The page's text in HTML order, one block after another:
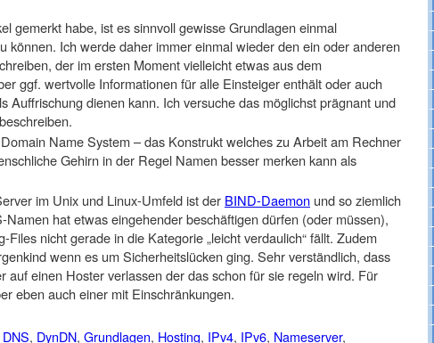
gemerkt habe, ist es sinnvoll gewisse Grundlagen einmal
können. Ich werde daher immer einmal wieder den ein oder anderen
der im ersten Moment vielleicht etwas aus dem
ggf. wertvolle Informationen für alle Einsteiger enthält oder auch
Auffrischung dienen kann. Ich versuche das möglichst prägnant und
Name System – das Konstrukt welches zu Arbeit am Rechner
Gehirn in der Regel Namen besser merken kann als
im Unix und Linux-Umfeld ist der BIND-Daemon und so ziemlich
hat etwas eingehender beschäftigen dürfen (oder müssen),
nicht gerade in die Kategorie „leicht verdaulich“ fällt. Zudem
wenn es um Sicherheitslücken ging. Sehr verständlich, dass
auf einen Hoster verlassen der das schon für sie regeln wird. Für
eben auch einer mit Einschränkungen.
DNS, DynDN, Grundlagen, Hosting, IPv4, IPv6, Nameserver,